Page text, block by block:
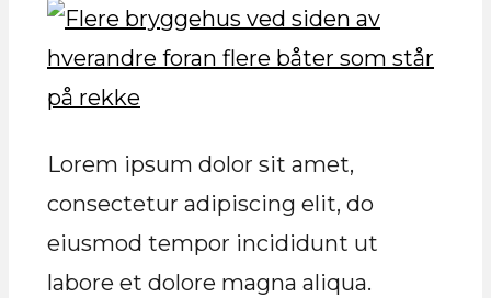
Lorem ipsum dolor sit amet,
consectetur adipiscing elit, do
eiusmod tempor incididunt ut
labore et dolore magna aliqua.